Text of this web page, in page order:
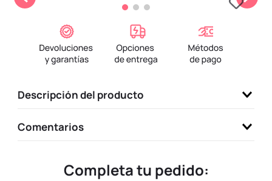
Descripción del producto
Comentarios
Completa tu pedido:
6.
disney
toy story
10. one piece